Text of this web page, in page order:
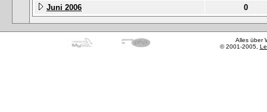
Juni 2006
0
Alles über
© 2001-2005,